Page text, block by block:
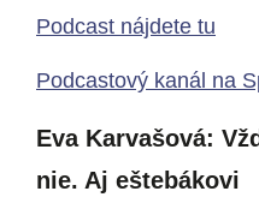
Podcast nájdete tu
Podcastový kanál na
Eva Karvašová:
nie. Aj eštebákovi